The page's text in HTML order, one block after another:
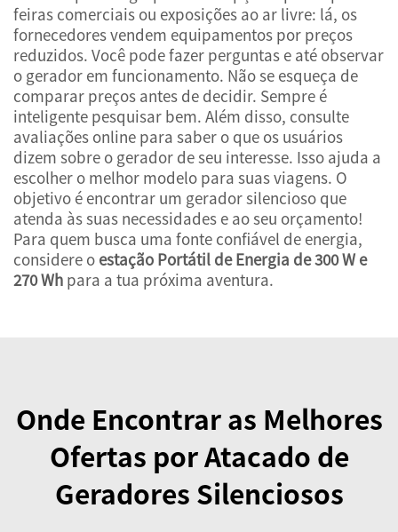
feiras comerciais ou exposições ao ar livre: lá, os
fornecedores vendem equipamentos por preços
reduzidos. Você pode fazer perguntas e até observar
o gerador em funcionamento. Não se esqueça de
comparar preços antes de decidir. Sempre é
inteligente pesquisar bem. Além disso, consulte
avaliações online para saber o que os usuários
dizem sobre o gerador de seu interesse. Isso ajuda a
escolher o melhor modelo para suas viagens. O
objetivo é encontrar um gerador silencioso que
atenda às suas necessidades e ao seu orçamento!
Para quem busca uma fonte confiável de energia,
considere o estação Portátil de Energia de 300 W e
270 Wh para a tua próxima aventura.
Onde Encontrar as Melhores
Ofertas por Atacado de
Geradores Silenciosos